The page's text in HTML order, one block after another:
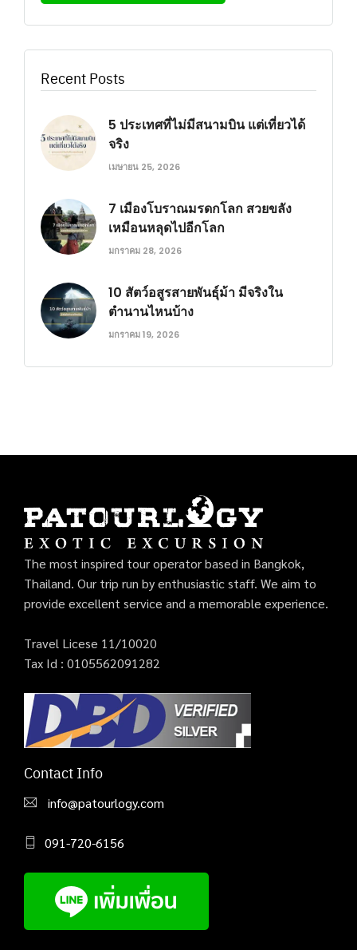
Recent Posts
5 ประเทศที่ไม่มีสนามบิน แต่เที่ยวได้
จริง
เมษายน 25, 2026
7 เมืองโบราณมรดกโลก สวยขลัง
เหมือนหลุดไปอีกโลก
มกราคม 28, 2026
10 สัตว์อสูรสายพันธุ์ม้า มีจริงใน
ตำนานไหนบ้าง
มกราคม 19, 2026
The most inspired tour operator based in Bangkok,
Thailand. Our trip run by enthusiastic staff. We aim to
provide excellent service and a memorable experience.
Travel Licese 11/10020
Tax Id : 0105562091282
Contact Info
info@patourlogy.com
091-720-6156